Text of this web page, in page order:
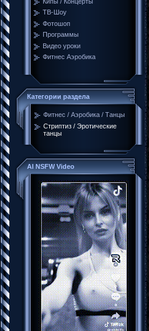
ТВ-Шоу
Фотошоп
Программы
Видео уроки
Фитнес Аэробика
Категории раздела
Фитнес / Аэробика / Танцы
Стриптиз / Эротические
танцы
AI NSFW Video